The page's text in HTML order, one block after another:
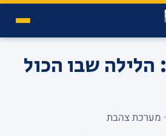
בלגרד 1977: הלילה שבו הכול